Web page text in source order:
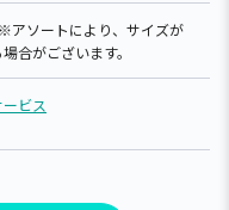
ソートにより、サイズが
合がございます。
ビス